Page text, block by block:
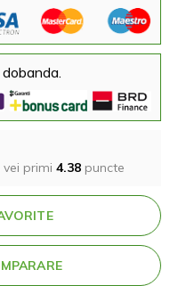
primi 4.38 puncte